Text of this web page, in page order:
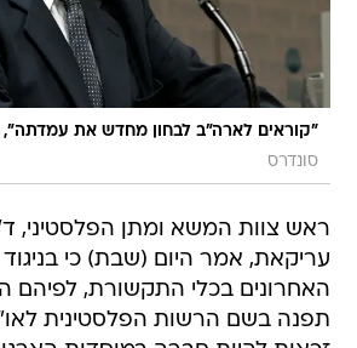
"קוראים לארה"ב לבחון מחדש את
סונדרס
ראש צוות המשא ומתן הפלסטיני,
עריקאת, אמר היום (שבת) כי בניגוד
האחרונים בכלי התקשורת, לפיהם
תפנה בשם הרשות הפלסטינית